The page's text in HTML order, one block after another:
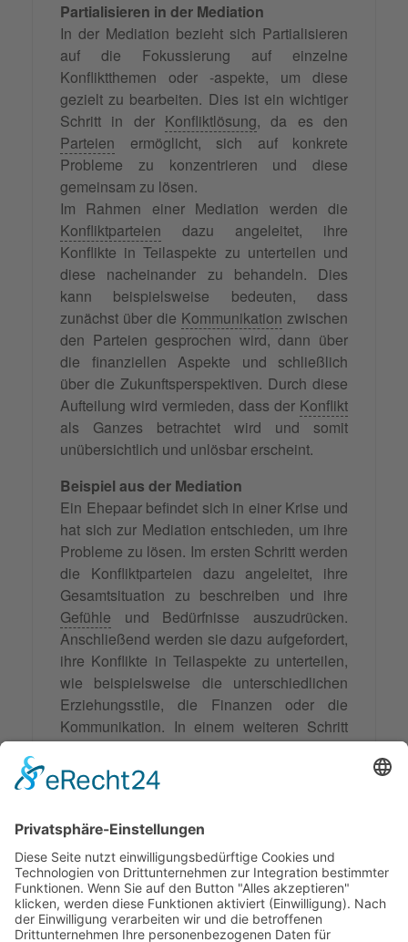
Partialisieren in der Mediation
In der Mediation bezieht sich Partialisieren
auf die Fokussierung auf einzelne
Konfliktthemen oder -aspekte, um diese
gezielt zu bearbeiten. Dies ist ein wichtiger
Schritt in der Konfliktlösung, da es den
Parteien ermöglicht, sich auf konkrete
Probleme zu konzentrieren und diese
gemeinsam zu lösen.
Im Rahmen einer Mediation werden die
Konfliktparteien dazu angeleitet, ihre
Konflikte in Teilaspekte zu unterteilen und
diese nacheinander zu behandeln. Dies
kann beispielsweise bedeuten, dass
zunächst über die Kommunikation zwischen
den Parteien gesprochen wird, dann über
die finanziellen Aspekte und schließlich
über die Zukunftsperspektiven. Durch diese
Aufteilung wird vermieden, dass der Konflikt
als Ganzes betrachtet wird und somit
unübersichtlich und unlösbar erscheint.
Beispiel aus der Mediation
Ein Ehepaar befindet sich in einer Krise und
hat sich zur Mediation entschieden, um ihre
Probleme zu lösen. Im ersten Schritt werden
die Konfliktparteien dazu angeleitet, ihre
Gesamtsituation zu beschreiben und ihre
Gefühle und Bedürfnisse auszudrücken.
Anschließend werden sie dazu aufgefordert,
ihre Konflikte in Teilaspekte zu unterteilen,
wie beispielsweise die unterschiedlichen
Erziehungsstile, die Finanzen oder die
Kommunikation. In einem weiteren Schritt
werden diese Teilaspekte dann gezielt
bearbeitet und Lösungen erarbeitet. Durch
die Partialisierung können die
strukturieren und gezielt angehen, was zu
einer effektiveren Konfliktlösung führt.